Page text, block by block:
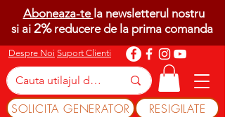
Despre Noi Suport Clienti
SOLICITA GENERATOR RESIGILATE
Aboneaza-te la newsletterul nostru
si ai 2%reducere de la prima comanda